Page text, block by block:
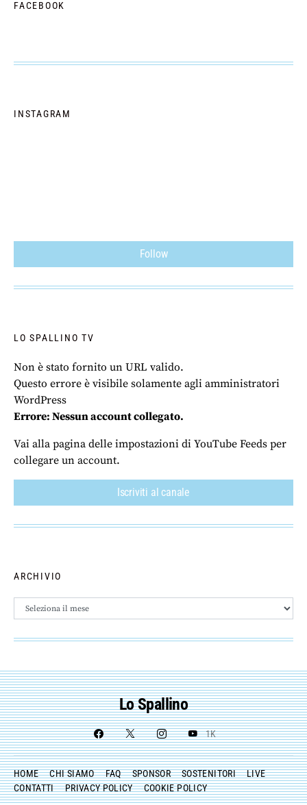
FACEBOOK
INSTAGRAM
Follow
LO SPALLINO TV
Non è stato fornito un URL valido.
Questo errore è visibile solamente agli amministratori
WordPress
Errore: Nessun account collegato.
Vai alla pagina delle impostazioni di YouTube Feeds per
collegare un account.
Iscriviti al canale
ARCHIVIO
Archivio
Lo Spallino
1K
HOME CHI SIAMO FAQ SPONSOR SOSTENITORI
LIVE
CONTATTI
PRIVACY POLICY COOKIE POLICY